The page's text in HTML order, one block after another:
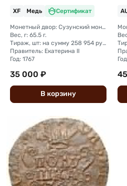
XF Медь Сертификат
Монетный двор: Сузунский монетный двор (Сибирь)
Вес, г: 65.5 г.
Тираж, шт: на сумму 258 954 рубля 5 копеек (сумма 10 копеек + 5 копеек +2 копейки + 1 копейка + денга + полушка)
Правитель: Екатерина II
Год: 1767
35 000 ₽
В корзину